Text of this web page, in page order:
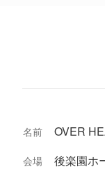
名前 OVER
会場 後楽園ホ